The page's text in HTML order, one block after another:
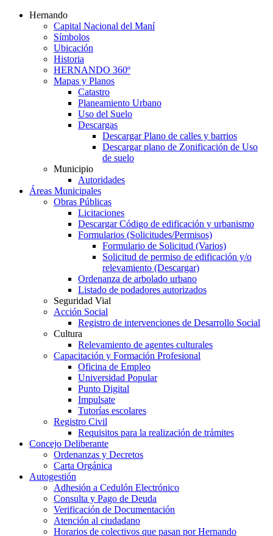
Hernando
Capital Nacional del Maní
Símbolos
Ubicación
Historia
HERNANDO 360º
Mapas y Planos
Catastro
Planeamiento Urbano
Uso del Suelo
Descargas
Descargar Plano de calles y barrios
Descargar plano de Zonificación de Uso
de suelo
Municipio
Autoridades
Áreas Municipales
Obras Públicas
Licitaciones
Descargar Código de edificación y urbanismo
Formularios (Solicitudes/Permisos)
Formulario de Solicitud (Varios)
Solicitud de permiso de edificación y/o
relevamiento (Descargar)
Ordenanza de arbolado urbano
Listado de podadores autorizados
Seguridad Vial
Acción Social
Registro de intervenciones de Desarrollo Social
Cultura
Relevamiento de agentes culturales
Capacitación y Formación Profesional
Oficina de Empleo
Universidad Popular
Punto Digital
Impulsate
Tutorías escolares
Registro Civil
Requisitos para la realización de trámites
Concejo Deliberante
Ordenanzas y Decretos
Carta Orgánica
Autogestión
Adhesión a Cedulón Electrónico
Consulta y Pago de Deuda
Verificación de Documentación
Atención al ciudadano
Horarios de colectivos que pasan por Hernando